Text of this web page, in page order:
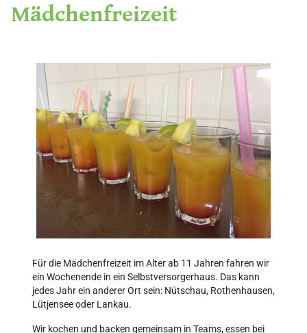
Mädchenfreizeit
Für die Mädchenfreizeit im Alter ab 11 Jahren fahren wir
ein Wochenende in ein Selbstversorgerhaus. Das kann
jedes Jahr ein anderer Ort sein: Nütschau, Rothenhausen,
Lütjensee oder Lankau.
Wir kochen und backen gemeinsam in Teams, essen bei